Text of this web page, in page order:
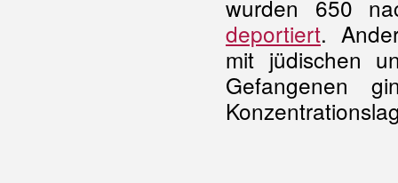
wurden 650
deportiert.
mit jüdischen
Gefangenen